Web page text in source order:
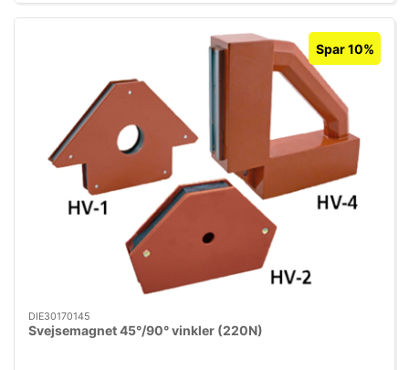
Spar 10%
DIE30170145
Svejsemagnet 45°/90° vinkler (220N)